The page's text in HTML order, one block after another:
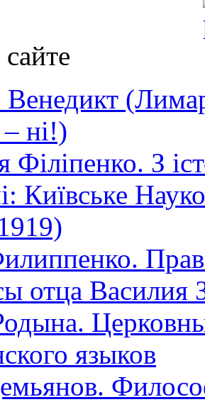
ні!)
Філіпенко. З
Київське
отца Василия
языков